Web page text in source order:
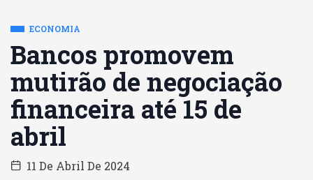
ECONOMIA
Bancos promovem
mutirão de negociação
financeira até 15 de
abril
11 De Abril De 2024